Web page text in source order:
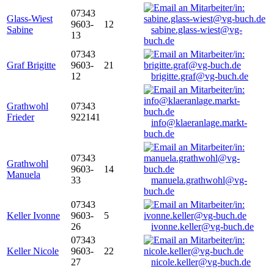
Glass-Wiest
Sabine
07343
9603-
13
12
sabine.glass-wiest@vg-
buch.de
Graf Brigitte
07343
9603-
12
21
brigitte.graf@vg-buch.de
Grathwohl
Frieder
07343
922141
info@klaeranlage.markt-
buch.de
Grathwohl
Manuela
07343
9603-
33
14
manuela.grathwohl@vg-
buch.de
Keller Ivonne
07343
9603-
26
5
ivonne.keller@vg-buch.de
Keller Nicole
07343
9603-
27
22
nicole.keller@vg-buch.de